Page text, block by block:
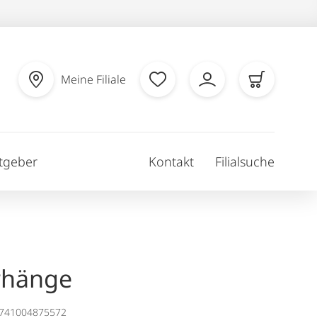
Meine Filiale
Kontakt Filialsuche